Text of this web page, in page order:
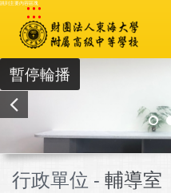
跳到主要內容區塊
:::
暫停輪播
行政單位 - 輔導室